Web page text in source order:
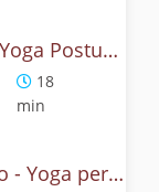
Schiena viva – Yoga Posturale
18
min
Respira il corpo - Yoga per Energia